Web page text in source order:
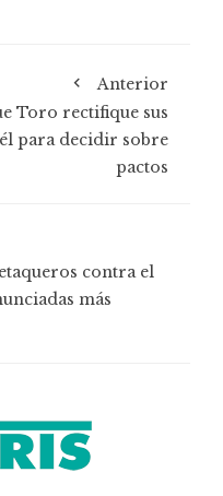
Anterior
Toro rectifique sus
para decidir sobre
pactos
contra el
más